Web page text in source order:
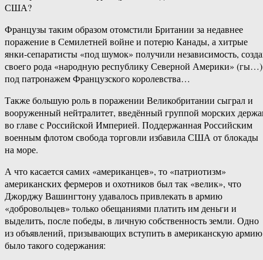
США?
Французы таким образом отомстили Британии за недавнее
поражение в Семилетней войне и потерю Канады, а хитрые
янки-сепаратисты «под шумок» получили независимость,
своего рода «народную республику Северной Америки» (гы…)
под патронажем Французского королевства…
Также большую роль в поражении Великобритании сыграл и
вооруженный нейтралитет, введённый группой морских
во главе с Российской Империей. Поддержанная Российским
военным флотом свобода торговли избавила США от блокады
на море.
А что касается самих «американцев», то «патриотизм»
американских фермеров и охотников был так «велик», что
Джорджу Вашингтону удавалось привлекать в армию
«добровольцев» только обещаниями платить им деньги и
выделить, после победы, в личную собственность земли. Одно
из объявлений, призывающих вступить в американскую
было такого содержания: